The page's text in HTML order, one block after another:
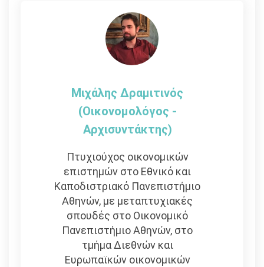
Μιχάλης Δραμιτινός
(Οικονομολόγος -
Αρχισυντάκτης)
Πτυχιούχος οικονομικών
επιστημών στο Εθνικό και
Καποδιστριακό Πανεπιστήμιο
Αθηνών, με μεταπτυχιακές
σπουδές στο Οικονομικό
Πανεπιστήμιο Αθηνών, στο
τμήμα Διεθνών και
Ευρωπαϊκών οικονομικών